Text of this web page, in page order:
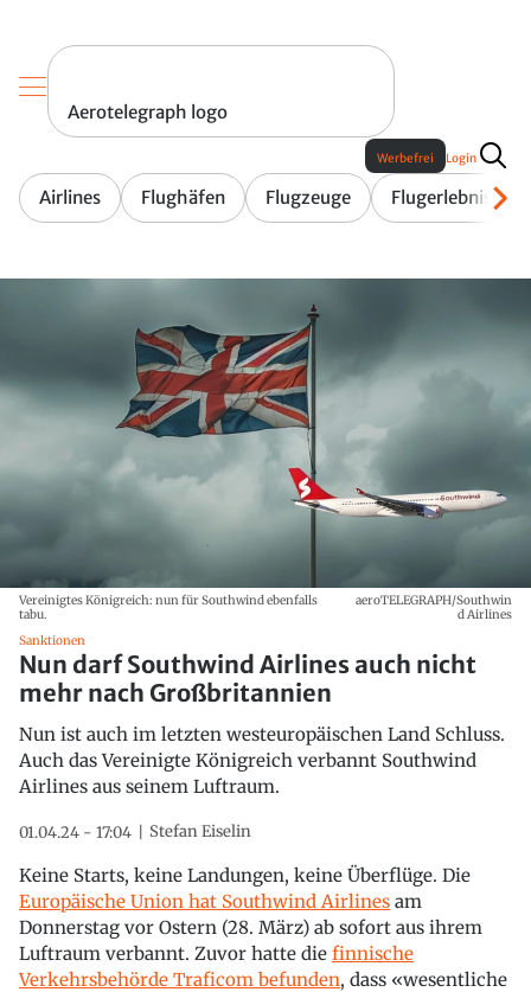
Aerotelegraph logo
Airlines Flughäfen Flugzeuge Flugerlebnis
Werbefrei Login
Vereinigtes Königreich: nun für Southwind ebenfalls
tabu.
aeroTELEGRAPH/Southwin
d Airlines
Sanktionen
Nun darf Southwind Airlines auch nicht
mehr nach Großbritannien
Nun ist auch im letzten westeuropäischen Land Schluss.
Auch das Vereinigte Königreich verbannt Southwind
Airlines aus seinem Luftraum.
01.04.24 - 17:04 Stefan Eiselin
Keine Starts, keine Landungen, keine Überflüge. Die
Europäische Union hat Southwind Airlines am
Donnerstag vor Ostern (28. März) ab sofort aus ihrem
Luftraum verbannt. Zuvor hatte die finnische
Verkehrsbehörde Traficom befunden, dass «wesentliche